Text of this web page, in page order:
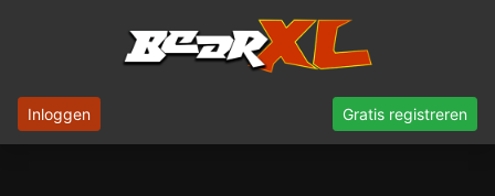
Inloggen Gratis registreren